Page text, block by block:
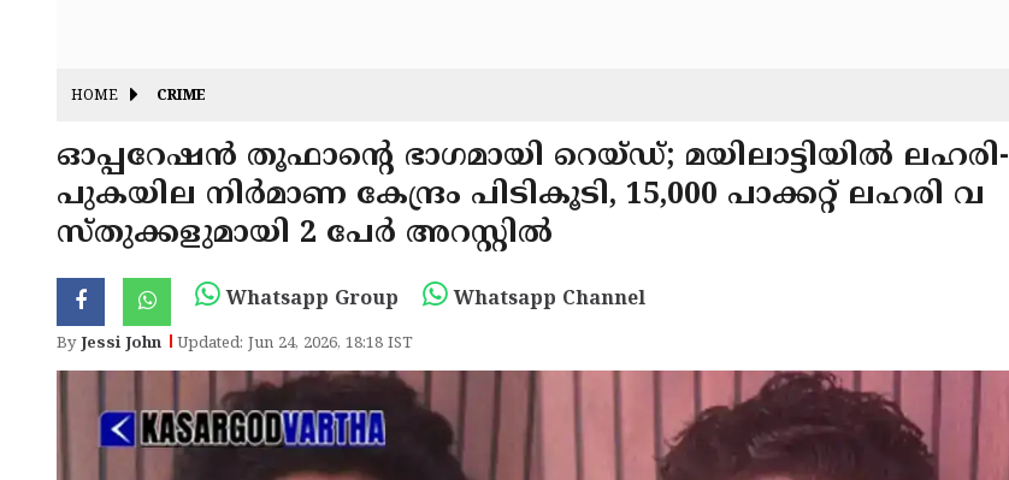
HOME CRIME
ഓപ്പറേഷൻ തൂഫാൻ്റെ ഭാഗമായി റെയ്ഡ്; മയിലാട്ടിയിൽ ലഹരി-
പുകയില നിർമാണ കേന്ദ്രം പിടികൂടി, 15,000 പാക്കറ്റ് ലഹരി വ
സ്തുക്കളുമായി 2 പേർ അറസ്റ്റിൽ
Whatsapp Group Whatsapp Channel
ByJessi John Updated: Jun 24, 2026, 18:18 IST